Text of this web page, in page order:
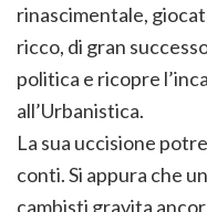
rinascimentale,
ricco, di gran
politica e ricopre
all’Urbanistica.
La sua uccisione
conti. Si appura che
cambisti gravita